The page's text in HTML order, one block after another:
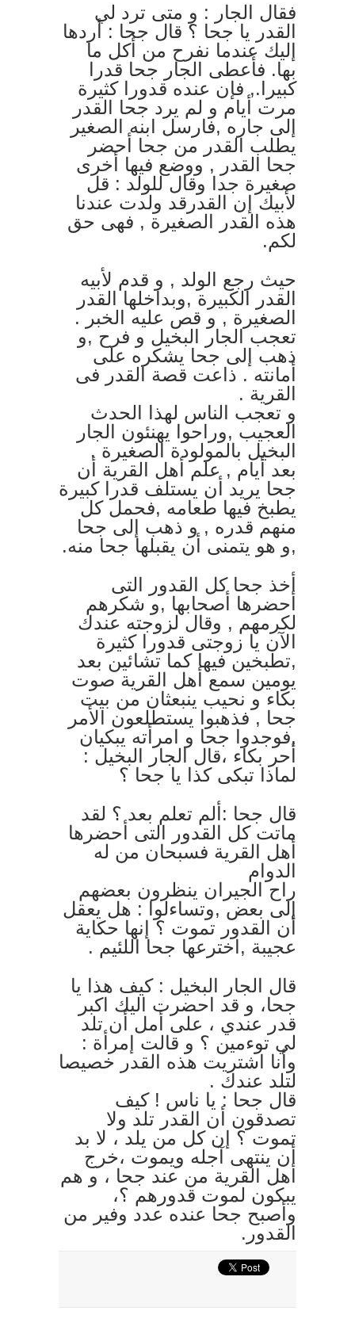
فقال الجار : و متى ترد لي
القدر يا جحا ؟ قال جحا : أردها
إليك عندما نفرح من أكل ما
بها. فأعطى الجار جحا قدرا
كبيرا., فإن عنده قدورا كثيرة
مرت أيام و لم يرد جحا القدر
إلى جاره ,فارسل ابنه الصغير
يطلب القدر من جحا أحضر
جحا القدر , ووضع فيها أخرى
صغيرة جدا وقال للولد : قل
لأبيك إن القدرقد ولدت عندنا
هذه القدر الصغيرة , فهى حق
لكم.
حيث رجع الولد , و قدم لأبيه
القدر الكبيرة ,وبداخلها القدر
الصغيرة , و قص عليه الخبر .
تعجب الجار البخيل و فرح ,و
ذهب إلى جحا يشكره على
أمانته . ذاعت قصة القدر فى
القرية .
و تعجب الناس لهذا الحدث
العجيب ,وراحوا يهنئون الجار
البخيل بالمولودة الصغيرة .
بعد أيام , علم أهل القرية أن
جحا يريد أن يستلف قدرا كبيرة
يطبخ فيها طعامه ,فحمل كل
منهم قدره , و ذهب إلى جحا
,و هو يتمنى أن يقبلها جحا منه.
أخذ جحا كل القدور التى
أحضرها أصحابها ,و شكرهم
لكرمهم , وقال لزوجته عندك
الآن يا زوجتى قدورا كثيرة
,تطبخين فيها كما تشائين بعد
يومين سمع أهل القرية صوت
بكاء و نحيب ينبعثان من بيت
جحا , فذهبوا يستطلعون الأمر
,فوجدوا جحا و امرأته يبكيان
أحر بكاء ،قال الجار البخيل :
لماذا تبكى كذا يا جحا ؟
قال جحا :ألم تعلم بعد ؟ لقد
ماتت كل القدور التى أحضرها
أهل القرية فسبحان من له
الدوام
راح الجيران ينظرون بعضهم
إلى بعض ,وتساءلوا : هل يعقل
أن القدور تموت ؟ إنها حكاية
عجيبة ,اخترعها جحا اللئيم .
قال الجار البخيل : كيف هذا يا
جحا، و قد احضرت اليك اكبر
قدر عندي ، على أمل أن تلد
لي توءمين ؟ و قالت إمرأة :
وأنا اشتريت هذه القدر خصيصا
لتلد عندك .
قال جحا : يا ناس ! كيف
تصدقون أن القدر تلد ولا
تموت ؟ إن كل من يلد ، لا بد
أن ينتهى آجله ويموت ،خرج
أهل القرية من عند جحا ، و هم
يبكون لموت قدورهم ؟،
وأصبح جحا عنده عدد وفير من
القدور.